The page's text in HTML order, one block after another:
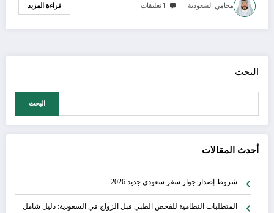
محامي السعودية 1 تعليقات قراءة المزيد
البحث
البحث
أحدث المقالات
شروط إصدار جواز سفر سعودي جديد 2026
المتطلبات النظامية للفحص الطبي قبل الزواج في السعودية: دليل شامل